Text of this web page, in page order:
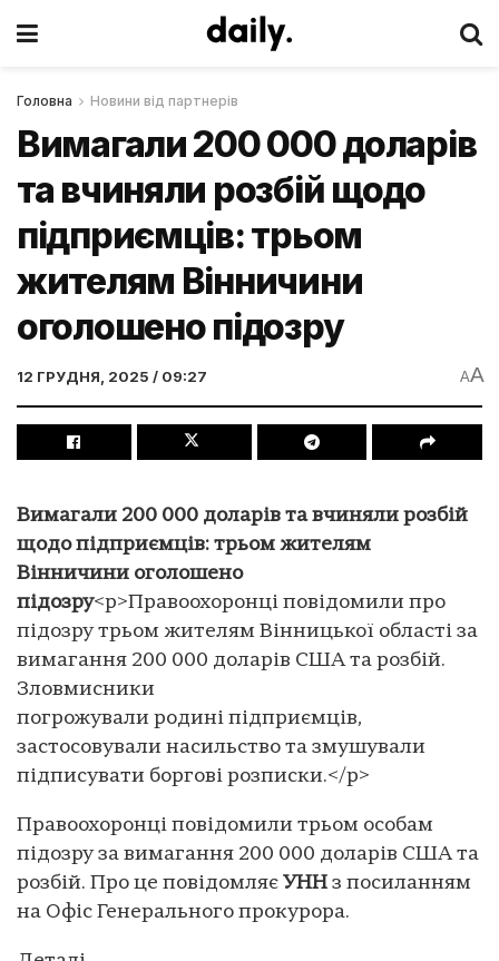
Головна Новини від партнерів
Вимагали 200 000 доларів
та вчиняли розбій щодо
підприємців: трьом
жителям Вінничини
оголошено підозру
12 ГРУДНЯ, 2025 / 09:27 AA
Вимагали 200 000 доларів та вчиняли розбій
щодо підприємців: трьом жителям
Вінничини оголошено
підозру<p>Правоохоронці повідомили про
підозру трьом жителям Вінницької області за
вимагання 200 000 доларів США та розбій.
Зловмисники
погрожували родині підприємців,
застосовували насильство та змушували
підписувати боргові розписки.</p>
Правоохоронці повідомили трьом особам
підозру за вимагання 200 000 доларів США та
розбій. Про це повідомляє УНН з посиланням
на Офіс Генерального прокурора.